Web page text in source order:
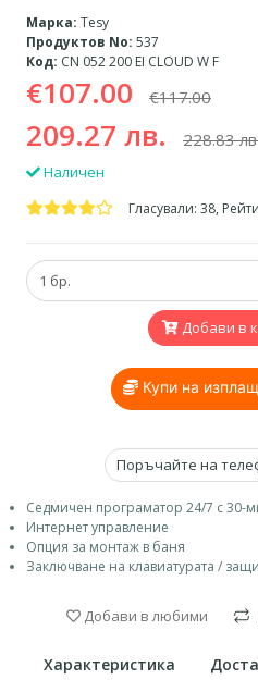
Марка: Tesy
Продуктов No: 537
Код: CN 052 200 EI CLOUD W F
€107.00 €117.00
209.27 лв. 228.83
Наличен
Гласували: 38,
Добави в
Купи на
Поръчайте на
Седмичен програматор 24/7 с 30-
Интернет управление
Опция за монтаж в баня
Заключване на клавиатурата /
Добави в любими
Характеристика